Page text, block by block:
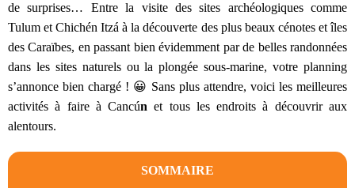
de surprises… Entre la visite des sites archéologiques comme
Tulum et Chichén Itzá à la découverte des plus beaux cénotes et îles
des Caraïbes, en passant bien évidemment par de belles randonnées
dans les sites naturels ou la plongée sous-marine, votre planning
s’annonce bien chargé ! 😀 Sans plus attendre, voici les meilleures
activités à faire à Cancún et tous les endroits à découvrir aux
alentours.
SOMMAIRE